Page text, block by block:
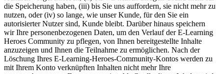
die Speicherung haben, (iii) bis Sie uns auffordern, sie nicht mehr zu
nutzen, oder (iv) so lange, wie unser Kunde, für den Sie ein
autorisierter Nutzer sind, Kunde bleibt. Darüber hinaus speichern
wir Ihre personenbezogenen Daten, um den Verlauf der E-Learning
Heroes Community zu pflegen, von Ihnen bereitgestellte Inhalte
anzuzeigen und Ihnen die Teilnahme zu ermöglichen. Nach der
Löschung Ihres E-Learning-Heroes-Community-Kontos werden zu
mit Ihrem Konto verknüpften Inhalten nicht mehr Ihre